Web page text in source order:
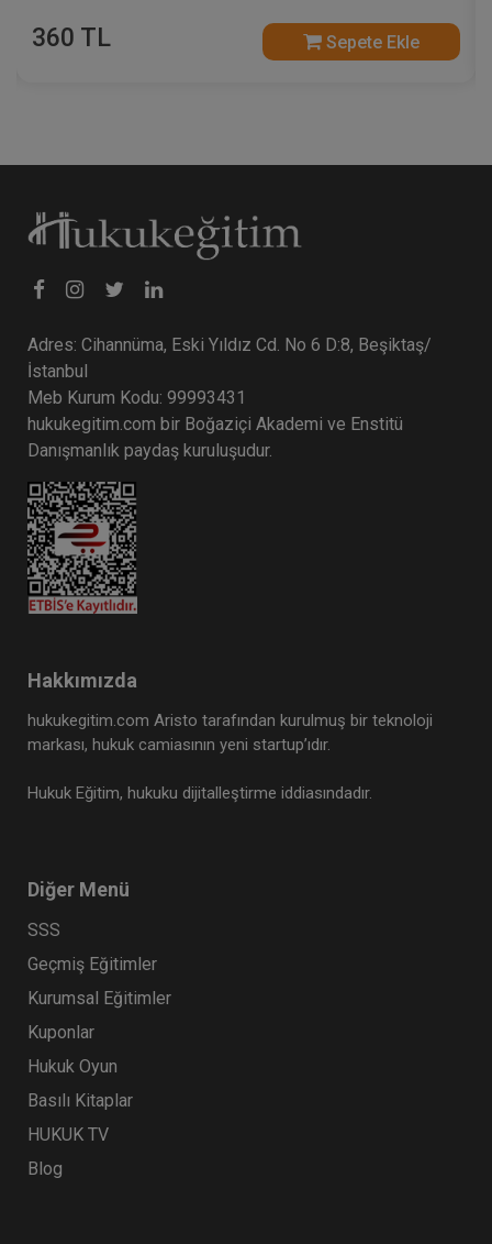
360 TL Sepete Ekle
Adres: Cihannüma, Eski Yıldız Cd. No 6 D:8, Beşiktaş/
İstanbul
Meb Kurum Kodu: 99993431
hukukegitim.com bir Boğaziçi Akademi ve Enstitü
Danışmanlık paydaş kuruluşudur.
Hakkımızda
hukukegitim.com Aristo tarafından kurulmuş bir teknoloji
markası, hukuk camiasının yeni startup’ıdır.
Hukuk Eğitim, hukuku dijitalleştirme iddiasındadır.
Diğer Menü
SSS
Geçmiş Eğitimler
Kurumsal Eğitimler
Kuponlar
Hukuk Oyun
Basılı Kitaplar
HUKUK TV
Blog